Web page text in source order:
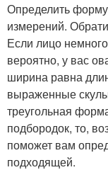
Определить
измерений.
Если лицо
вероятно, у вас
ширина равна
выраженные скулы
треугольная
подбородок, то,
поможет вам
подходящей.